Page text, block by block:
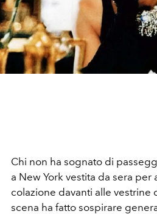
Chi non ha sognato di
a New York vestita da sera per
colazione davanti alle vestrine
scena ha fatto sospirare